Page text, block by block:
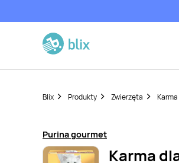
Blix Produkty Zwierzęta
Purina gourmet
Karma